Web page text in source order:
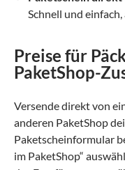
Schnell und
Preise für
PaketShop-
Versende direkt von
anderen PaketShop
Paketscheinformular
im PaketShop“